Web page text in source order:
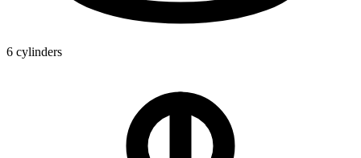
6 cylinders